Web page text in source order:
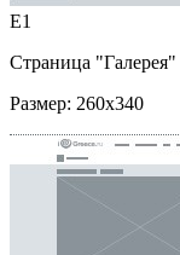
E1
Страница "Галерея"
Размер: 260x340